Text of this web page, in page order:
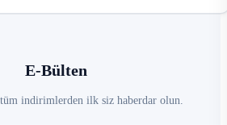
E-Bülten
tüm indirimlerden ilk siz haberdar olun.